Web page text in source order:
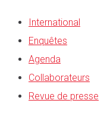
International
Enquêtes
Agenda
Collaborateurs
Revue de presse